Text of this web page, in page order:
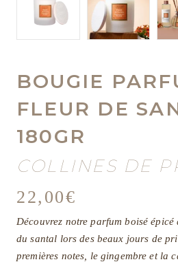
BOUGIE
FLEUR DE
180GR
COLLINES DE
22,00€
Découvrez notre parfum boisé
du santal lors des beaux jours de
premières notes, le gingembre et la